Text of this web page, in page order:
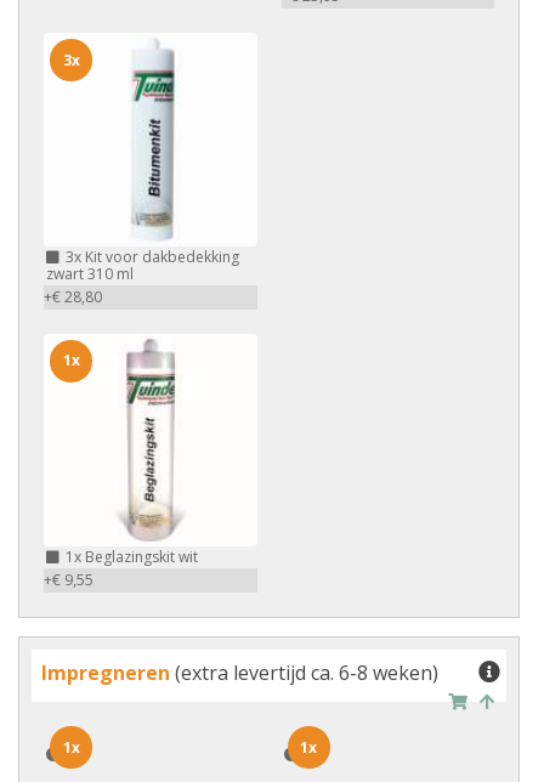
3x Kit voor dakbedekking
zwart 310 ml
+€ 28,80
3x
1x Beglazingskit wit
+€ 9,55
1x
Impregneren (extra levertijd ca. 6-8 weken)
1x
1x 1x
1x